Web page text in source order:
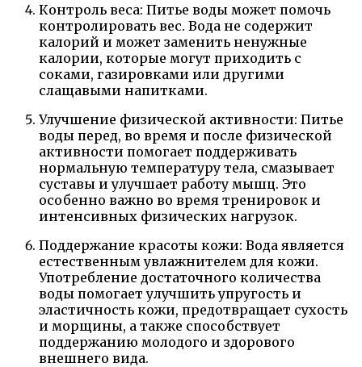
Контроль веса: Питье воды может помочь
контролировать вес. Вода не содержит
калорий и может заменить ненужные
калории, которые могут приходить с
соками, газировками или другими
слащавыми напитками.
Улучшение физической активности: Питье
воды перед, во время и после физической
активности помогает поддерживать
нормальную температуру тела, смазывает
суставы и улучшает работу мышц. Это
особенно важно во время тренировок и
интенсивных физических нагрузок.
Поддержание красоты кожи: Вода является
естественным увлажнителем для кожи.
Употребление достаточного количества
воды помогает улучшить упругость и
эластичность кожи, предотвращает сухость
и морщины, а также способствует
поддержанию молодого и здорового
внешнего вида.